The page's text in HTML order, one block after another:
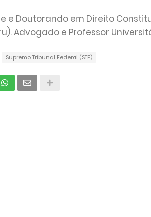
e Doutorando em Direito
Advogado e Professor
Supremo Tribunal Federal (STF)